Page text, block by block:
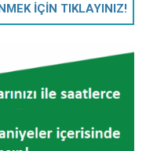
İÇİN TIKLAYINIZ!